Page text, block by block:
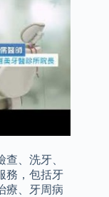
、洗牙、
務，包括牙
療、牙周病